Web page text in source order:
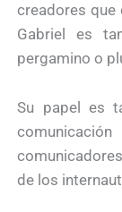
creadores que
Gabriel es
pergamino o
Su papel es
de los